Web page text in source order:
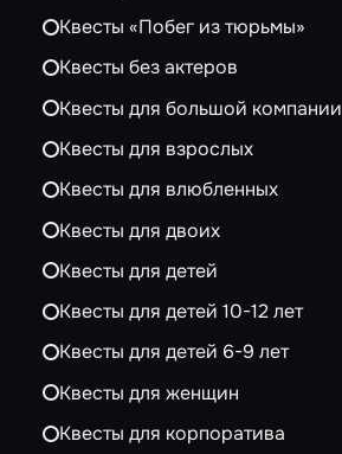
Квесты «Побег из тюрьмы»
Квесты без актеров
Квесты для большой компании
Квесты для взрослых
Квесты для влюбленных
Квесты для двоих
Квесты для детей
Квесты для детей 10-12 лет
Квесты для детей 6-9 лет
Квесты для женщин
Квесты для корпоратива